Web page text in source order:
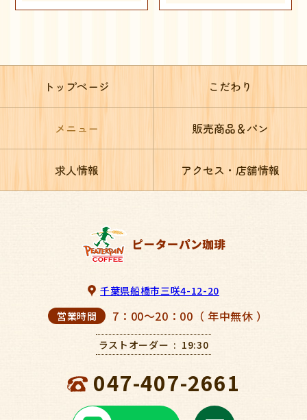
トップページ こだわり
メニュー 販売商品＆パン
求人情報 アクセス・店舗情報
千葉県船橋市三咲4-12-20
営業時間
7：00～20：00（ 年中無休 ）
ラストオーダー 19:30
047-407-2661